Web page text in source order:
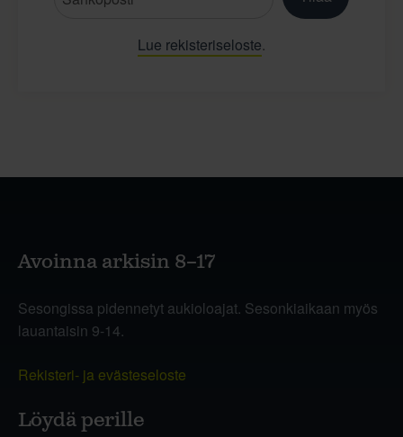
Lue rekisteriseloste.
Avoinna arkisin 8–17
Sesongissa pidennetyt aukioloajat. Sesonkiaikaan myös
lauantaisin 9-14.
Rekisteri- ja evästeseloste
Löydä perille